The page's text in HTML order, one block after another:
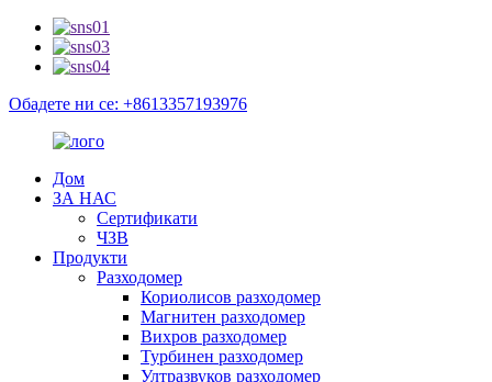
Обадете ни се: +8613357193976
Дом
ЗА НАС
Сертификати
ЧЗВ
Продукти
Разходомер
Кориолисов разходомер
Магнитен разходомер
Вихров разходомер
Турбинен разходомер
Ултразвуков разходомер